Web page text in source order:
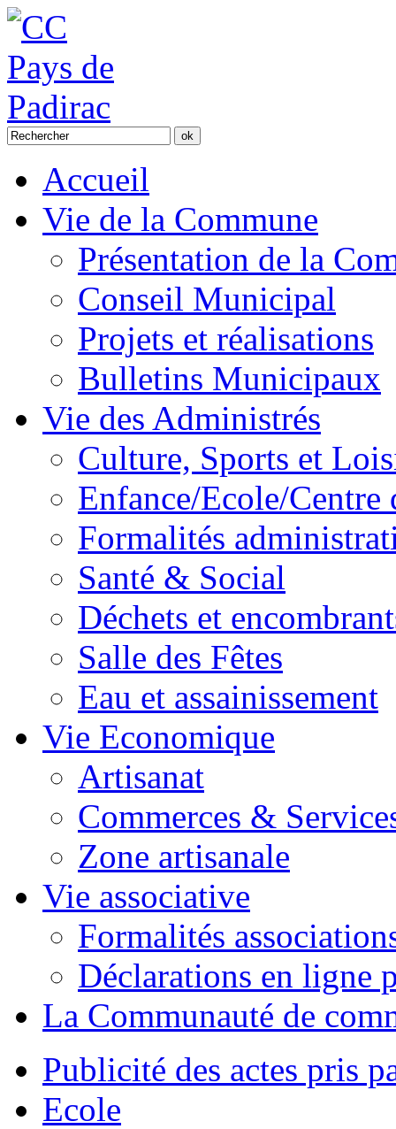
Accueil
Vie de la Commune
Présentation de la
Conseil Municipal
Projets et réalisations
Bulletins Municipaux
Vie des Administrés
Culture, Sports et
Enfance/Ecole/Centre
Formalités
Santé & Social
Déchets et
Salle des Fêtes
Eau et assainissement
Vie Economique
Artisanat
Commerces &
Zone artisanale
Vie associative
Formalités
Déclarations en ligne
La Communauté de
Publicité des actes pris
Ecole